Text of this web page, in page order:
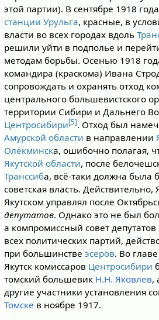
этой партии). В сентябре 1918
станции Урульга, красные, в
власти во всех городах вдоль
решили уйти в подполье и
методам борьбы. Осенью 1918
командира (краскома) Ивана
сопровождать и охранять отход
центрального большевистского
территории Сибири и Дальнего
Центросибири[5]. Отход был
Амурской области в направлении
Олёкминска, ошибочно полагая,
Якутской области, после
Транссиба, всё-таки должна была
советская власть. Действительно,
Якутском управлял после
депутатов. Однако это не был
а компромиссный совет депутатов
всех политических партий,
при большинстве эсеров. Во
Якутск комиссаров Центросибири
томский большевик Н.Н. Яковлев,
другие участники установления
Томске в ноябре 1917.